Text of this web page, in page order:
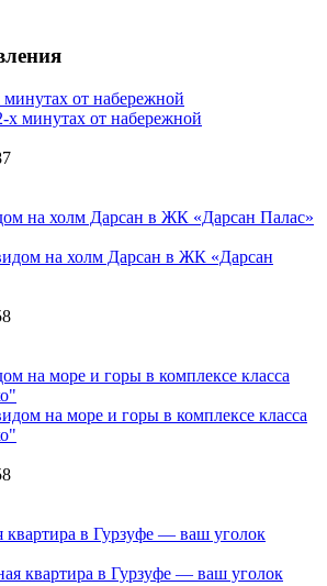
от набережной
на холм Дарсан в ЖК «Дарсан Палас»
на море и горы в комплексе класса
квартира в Гурзуфе — ваш уголок